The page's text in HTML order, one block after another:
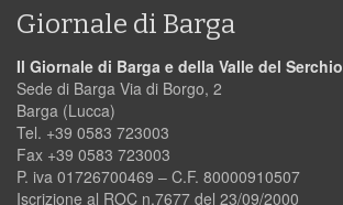
Giornale di Barga
Il Giornale di Barga e della Valle del Serchio
Sede di Barga Via di Borgo, 2
Barga (Lucca)
Tel. +39 0583 723003
Fax +39 0583 723003
P. iva 01726700469 – C.F. 80000910507
Iscrizione al ROC n.7677 del 23/09/2000